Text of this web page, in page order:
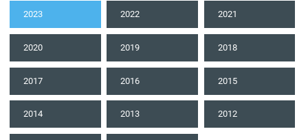
2023 2022 2021
2020 2019 2018
2017 2016 2015
2014 2013 2012